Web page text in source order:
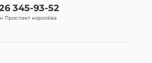
345-93-52
Проспект королёва